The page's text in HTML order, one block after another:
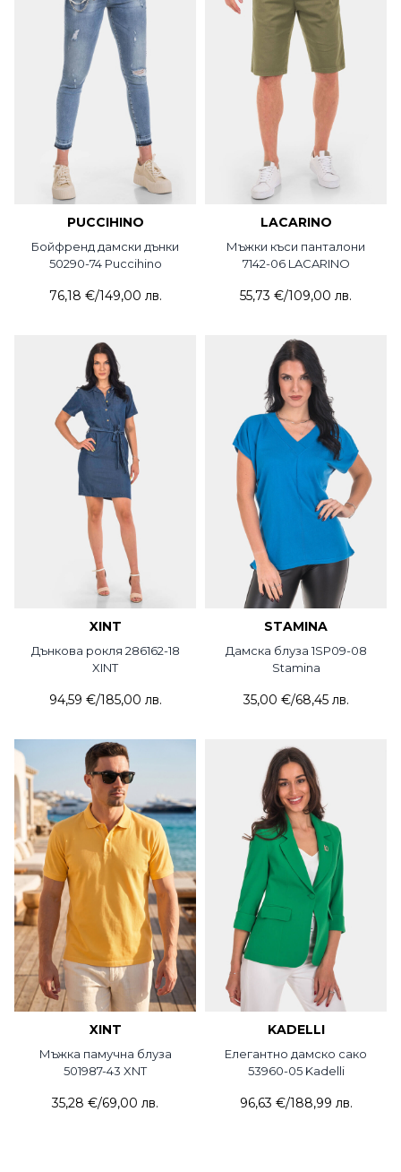
PUCCIHINO
Бойфренд дамски дънки
50290-74 Puccihino
76,18 €/149,00 лв.
LACARINO
Мъжки къси панталони
7142-06 LACARINO
55,73 €/109,00 лв.
XINT
Дънкова рокля 286162-18
XINT
94,59 €/185,00 лв.
STAMINA
Дамска блуза 1SP09-08
Stamina
35,00 €/68,45 лв.
XINT
Мъжка памучна блуза
501987-43 XNT
35,28 €/69,00 лв.
KADELLI
Елегантно дамско сако
53960-05 Kadelli
96,63 €/188,99 лв.